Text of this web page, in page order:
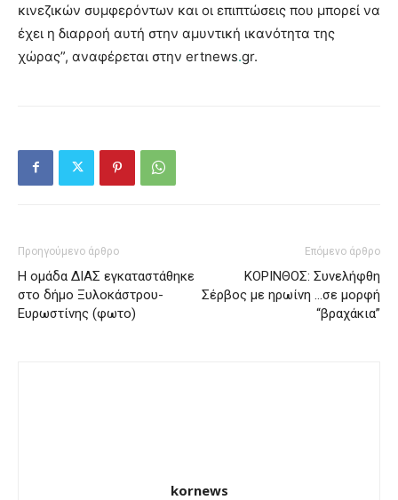
κινεζικών συμφερόντων και οι επιπτώσεις που μπορεί να
έχει η διαρροή αυτή στην αμυντική ικανότητα της
χώρας”, αναφέρεται στην ertnews.gr.
Προηγούμενο άρθρο
Η ομάδα ΔΙΑΣ εγκαταστάθηκε
στο δήμο Ξυλοκάστρου-
Ευρωστίνης (φωτο)
Επόμενο άρθρο
ΚΟΡΙΝΘΟΣ: Συνελήφθη
Σέρβος με ηρωίνη …σε μορφή
“βραχάκια”
kornews